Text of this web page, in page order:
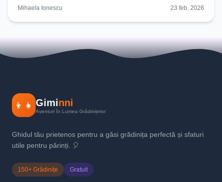
Mihaela Ionescu 23 feb. 2026
👦👧 Giminni
Aventuri în Lumea Grădinițelor
Ghidul tău prietenos pentru a găsi grădinița perfectă și sfaturi
utile pentru părinți. 🎈
150+ Grădinițe Gratuit